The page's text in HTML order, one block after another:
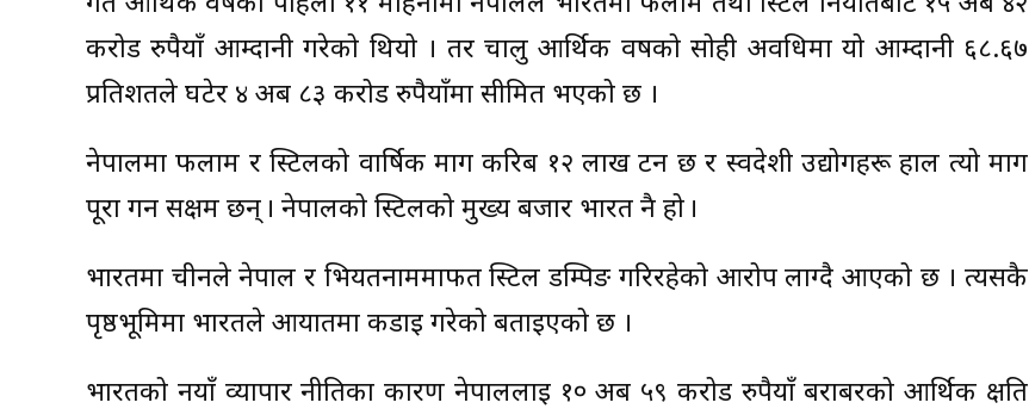
करोड रुपैयाँ आम्दानी गरेको थियो । तर चालु आर्थिक वर्षको सोही अवधिमा यो आम्दानी ६८.६७
प्रतिशतले घटेर ४ अर्ब ८३ करोड रुपैयाँमा सीमित भएको छ ।
नेपालमा फलाम र स्टिलको वार्षिक माग करिब १२ लाख टन छ र स्वदेशी उद्योगहरू हाल त्यो माग
पूरा गर्न सक्षम छन् । नेपालको स्टिलको मुख्य बजार भारत नै हो ।
भारतमा चीनले नेपाल र भियतनाममार्फत स्टिल डम्पिङ गरिरहेको आरोप लाग्दै आएको छ । त्यसकै
पृष्ठभूमिमा भारतले आयातमा कडाइ गरेको बताइएको छ ।
भारतको नयाँ व्यापार नीतिका कारण नेपाललाई १० अर्ब ५९ करोड रुपैयाँ बराबरको आर्थिक क्षति